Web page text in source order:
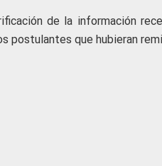
de la información
postulantes que hubieran